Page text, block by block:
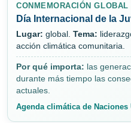
CONMEMORACIÓN GLOBAL
Día Internacional de la
Lugar: global. Tema:
acción climática comunitaria.
Por qué importa: las
durante más tiempo las
actuales.
Agenda climática de